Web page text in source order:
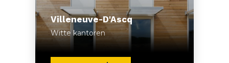
Villeneuve-D'Ascq
Witte kantoren